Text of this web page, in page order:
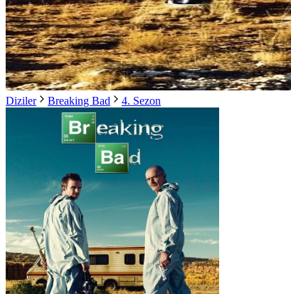
Diziler Breaking Bad 4. Sezon